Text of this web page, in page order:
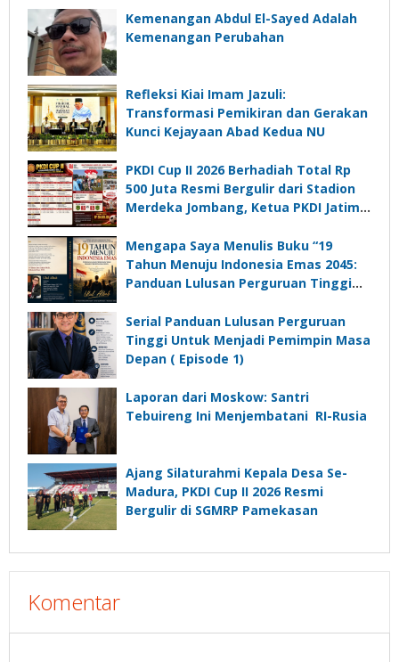
Kemenangan Abdul El-Sayed Adalah
Kemenangan Perubahan
Refleksi Kiai Imam Jazuli:
Transformasi Pemikiran dan Gerakan
Kunci Kejayaan Abad Kedua NU
PKDI Cup II 2026 Berhadiah Total Rp
500 Juta Resmi Bergulir dari Stadion
Merdeka Jombang, Ketua PKDI Jatim:
Komunikasi Kades untuk Memajukan
Desa
Mengapa Saya Menulis Buku “19
Tahun Menuju Indonesia Emas 2045:
Panduan Lulusan Perguruan Tinggi
Depan”?
Serial Panduan Lulusan Perguruan
Tinggi Untuk Menjadi Pemimpin Masa
Depan ( Episode 1)
Laporan dari Moskow: Santri
Tebuireng Ini Menjembatani RI-Rusia
Ajang Silaturahmi Kepala Desa Se-
Madura, PKDI Cup II 2026 Resmi
Bergulir di SGMRP Pamekasan
Komentar